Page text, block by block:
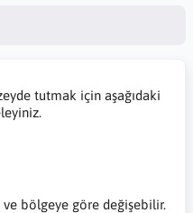
tutmak için aşağıdaki
bölgeye göre değişebilir.